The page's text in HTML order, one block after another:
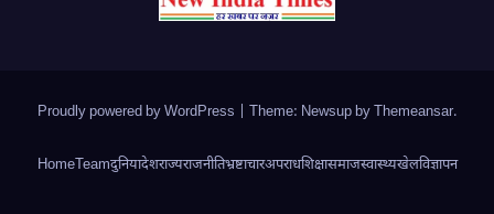
Proudly powered by WordPress Theme: Newsup byThemeansar.
HomeTeamदुनियादेशराज्यराजनीतिभ्रष्टाचारअपराधशिक्षासमाजस्वास्थ्यखेलविज्ञापन